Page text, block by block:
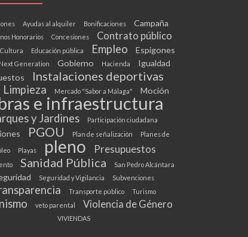
Ayudas al alquiler Bonificaciones Campaña
Honorarios Concesiones Contrato público
Cultura Educación pública Empleo Espigones
Generation Gobierno Hacienda
Igualdad
Instalaciones deportivas
Limpieza Mercado "Sabor a Málaga" Moción
e infraestructura
y Jardines Participación ciudadana
PGOU Plan de señalización Planes de
Playas pleno Presupuestos
Sanidad Pública San Pedro Alcántara
Seguridad y Vigilancia Subvenciones
Transporte público Turismo
veto parental Violencia de Género
VIVIENDAS